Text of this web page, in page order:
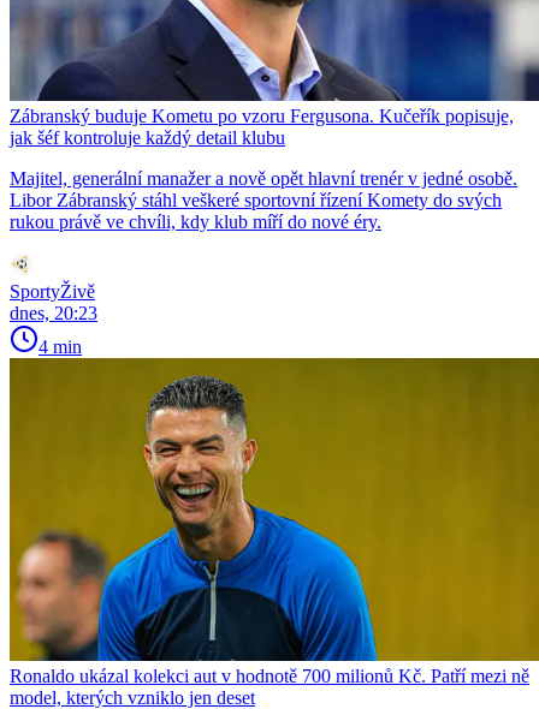
Zábranský buduje Kometu po vzoru Fergusona. Kučeřík popisuje,
jak šéf kontroluje každý detail klubu
Majitel, generální manažer a nově opět hlavní trenér v jedné osobě.
Libor Zábranský stáhl veškeré sportovní řízení Komety do svých
rukou právě ve chvíli, kdy klub míří do nové éry.
SportyŽivě
dnes, 20:23
4 min
Ronaldo ukázal kolekci aut v hodnotě 700 milionů Kč. Patří mezi ně
model, kterých vzniklo jen deset